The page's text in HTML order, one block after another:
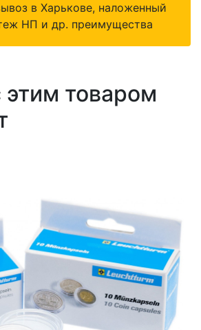
в Харькове, наложенный
НП и др. преимущества
этим товаром